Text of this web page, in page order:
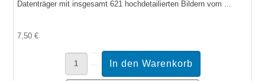
Datenträger mit insgesamt 621 hochdetailierten Bildern vom ...
7,50 €